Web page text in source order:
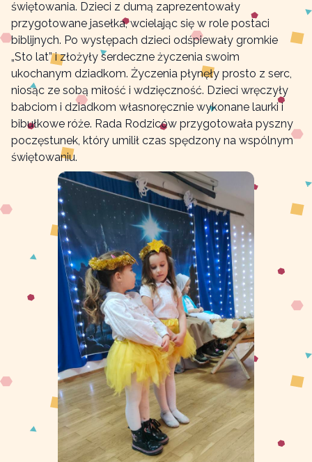
świętowania. Dzieci z dumą zaprezentowały
przygotowane jasełka, wcielając się w role postaci
biblijnych. Po występach dzieci odśpiewały gromkie
„Sto lat” i złożyły serdeczne życzenia swoim
ukochanym dziadkom. Życzenia płynęły prosto z serc,
niosąc ze sobą miłość i wdzięczność. Dzieci wręczyły
babciom i dziadkom własnoręcznie wykonane laurki i
bibułkowe róże. Rada Rodziców przygotowała pyszny
poczęstunek, który umilił czas spędzony na wspólnym
świętowaniu.